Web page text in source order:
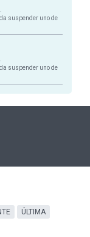
suspender uno de
suspender uno de
ÚLTIMA